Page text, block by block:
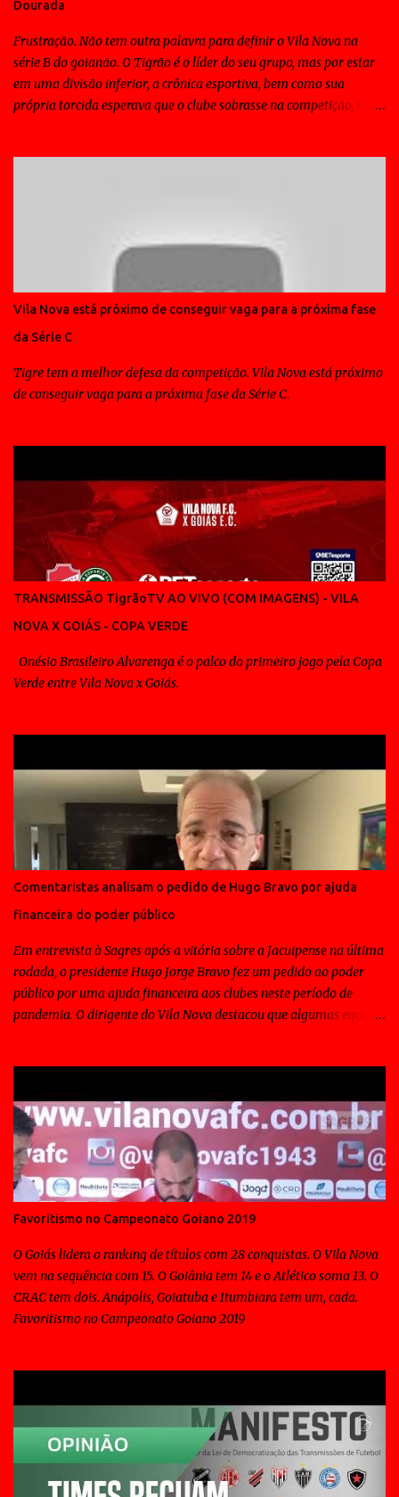
Dourada
Frustração. Não tem outra palavra para definir o Vila Nova na
série B do goianão. O Tigrão é o líder do seu grupo, mas por estar
em uma divisão inferior, a crônica esportiva, bem como sua
própria torcida esperava que o clube sobrasse na competição, mas
mas esta longe de ser a solução, uma vez que sem inspiração para
criar, em muitos jogos só a transpiração é pouco para vencer.
Diante do América de Morrrinhos e os mais de 7 mil pagantes no
Serra Dourada, não foi diferente, aliás até teve algo de inusitado,
pois o treinador que veio para dar um padrão ao Vila Nova, viu seu
Vila Nova está próximo de conseguir vaga para a próxima fase
da Série C
Tigre tem a melhor defesa da competição. Vila Nova está próximo
de conseguir vaga para a próxima fase da Série C.
TRANSMISSÃO TigrãoTV AO VIVO (COM IMAGENS) - VILA
NOVA X GOIÁS - COPA VERDE
Onésio Brasileiro Alvarenga é o palco do primeiro jogo pela Copa
Verde entre Vila Nova x Goiás.
Comentaristas analisam o pedido de Hugo Bravo por ajuda
financeira do poder público
Em entrevista à Sagres após a vitória sobre a Jacuipense na última
rodada, o presidente Hugo Jorge Bravo fez um pedido ao poder
público por uma ajuda financeira aos clubes neste período de
pandemia. O dirigente do Vila Nova destacou que algumas equipes
Favoritismo no Campeonato Goiano 2019
O Goiás lidera o ranking de títulos com 28 conquistas. O Vila Nova
vem na sequência com 15. O Goiânia tem 14 e o Atlético soma 13. O
CRAC tem dois. Anápolis, Goiatuba e Itumbiara tem um, cada.
Favoritismo no Campeonato Goiano 2019